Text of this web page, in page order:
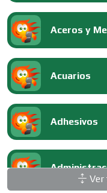
Aceros y
Acuarios
Adhesivos
Ver